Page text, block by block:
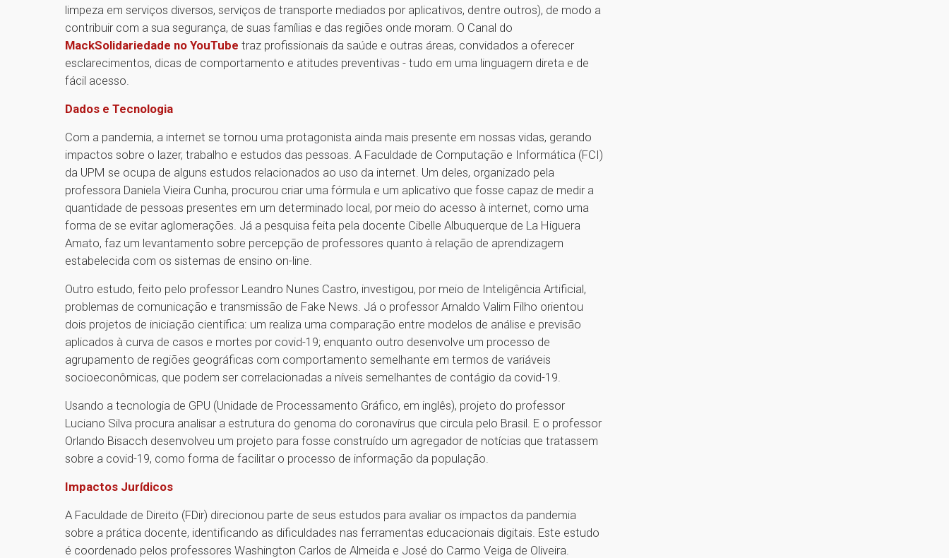
limpeza em serviços diversos, serviços de transporte mediados por aplicativos, dentre outros), de modo a
contribuir com a sua segurança, de suas famílias e das regiões onde moram. O Canal do
MackSolidariedade no YouTube traz profissionais da saúde e outras áreas, convidados a oferecer
esclarecimentos, dicas de comportamento e atitudes preventivas - tudo em uma linguagem direta e de
fácil acesso.
Dados e Tecnologia
Com a pandemia, a internet se tornou uma protagonista ainda mais presente em nossas vidas, gerando
impactos sobre o lazer, trabalho e estudos das pessoas. A Faculdade de Computação e Informática (FCI)
da UPM se ocupa de alguns estudos relacionados ao uso da internet. Um deles, organizado pela
professora Daniela Vieira Cunha, procurou criar uma fórmula e um aplicativo que fosse capaz de medir a
quantidade de pessoas presentes em um determinado local, por meio do acesso à internet, como uma
forma de se evitar aglomerações. Já a pesquisa feita pela docente Cibelle Albuquerque de La Higuera
Amato, faz um levantamento sobre percepção de professores quanto à relação de aprendizagem
estabelecida com os sistemas de ensino on-line.
Outro estudo, feito pelo professor Leandro Nunes Castro, investigou, por meio de Inteligência Artificial,
problemas de comunicação e transmissão de Fake News. Já o professor Arnaldo Valim Filho orientou
dois projetos de iniciação científica: um realiza uma comparação entre modelos de análise e previsão
aplicados à curva de casos e mortes por covid-19; enquanto outro desenvolve um processo de
agrupamento de regiões geográficas com comportamento semelhante em termos de variáveis
socioeconômicas, que podem ser correlacionadas a níveis semelhantes de contágio da covid-19.
Usando a tecnologia de GPU (Unidade de Processamento Gráfico, em inglês), projeto do professor
Luciano Silva procura analisar a estrutura do genoma do coronavírus que circula pelo Brasil. E o professor
Orlando Bisacch desenvolveu um projeto para fosse construído um agregador de notícias que tratassem
sobre a covid-19, como forma de facilitar o processo de informação da população.
Impactos Jurídicos
A Faculdade de Direito (FDir) direcionou parte de seus estudos para avaliar os impactos da pandemia
sobre a prática docente, identificando as dificuldades nas ferramentas educacionais digitais. Este estudo
é coordenado pelos professores Washington Carlos de Almeida e José do Carmo Veiga de Oliveira.